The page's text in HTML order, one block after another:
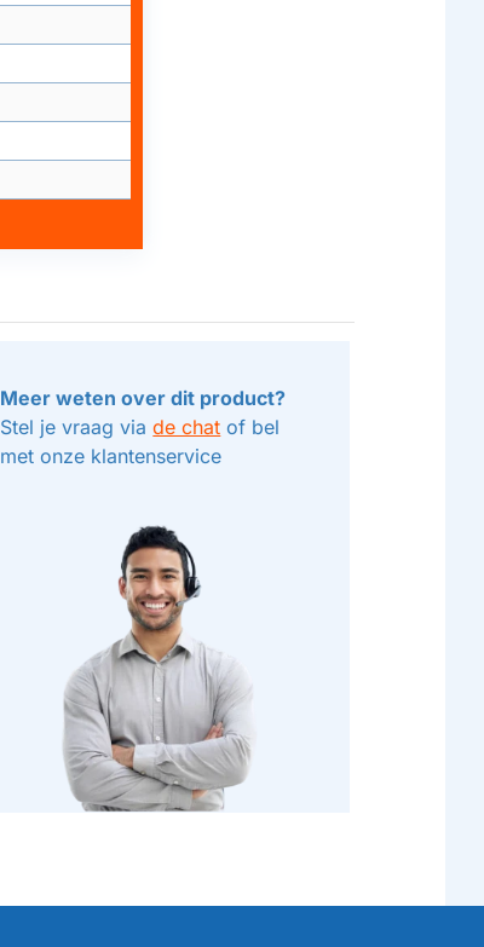
Meer weten over dit product?
Stel je vraag viade chat of bel
met onze klantenservice